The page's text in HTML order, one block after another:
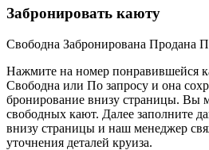
Забронировать каюту
Свободна Забронирована Продана
Нажмите на номер понравившейся
Свободна или По запросу и она
бронирование внизу страницы. Вы
свободных кают. Далее заполните
внизу страницы и наш менеджер
уточнения деталей круиза.